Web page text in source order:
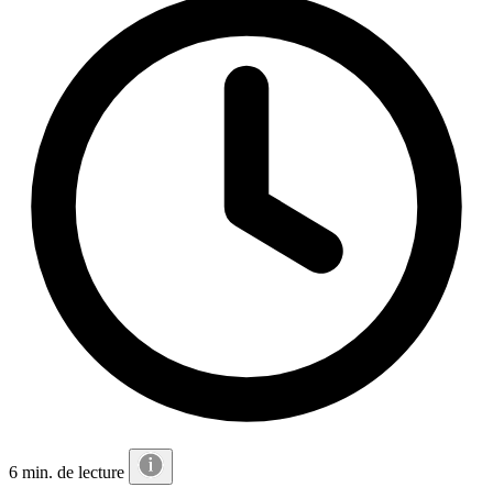
6 min. de lecture